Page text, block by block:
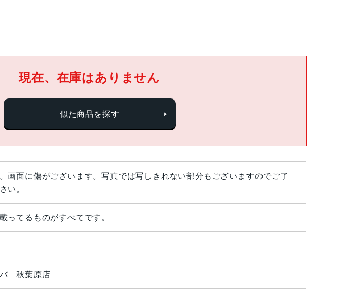
現在、在庫はありません
似た商品を探す
画面に傷がございます。写真では写しきれない部分もございますのでご了
い。
ってるものがすべてです。
秋葉原店